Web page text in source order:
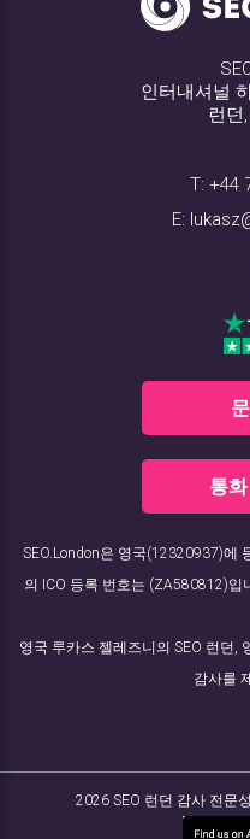
인터내셔널
런던
T: +44
E:
통
SEO.London은 영국(12320937)에
의 ICO 등록 번호는 (ZA580812)
영국 루카스 젤레즈니의 SEO 런던,
감사를
2026 SEO 런던 감사 전문